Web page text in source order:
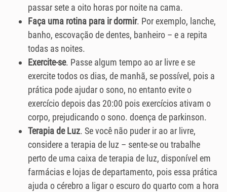
passar sete a oito horas por noite na cama.
Faça uma rotina para ir dormir. Por exemplo, lanche,
banho, escovação de dentes, banheiro – e a repita
todas as noites.
Exercite-se. Passe algum tempo ao ar livre e se
exercite todos os dias, de manhã, se possível, pois a
prática pode ajudar o sono, no entanto evite o
exercício depois das 20:00 pois exercícios ativam o
corpo, prejudicando o sono. doença de parkinson.
Terapia de Luz. Se você não puder ir ao ar livre,
considere a terapia de luz – sente-se ou trabalhe
perto de uma caixa de terapia de luz, disponível em
farmácias e lojas de departamento, pois essa prática
ajuda o cérebro a ligar o escuro do quarto com a hora